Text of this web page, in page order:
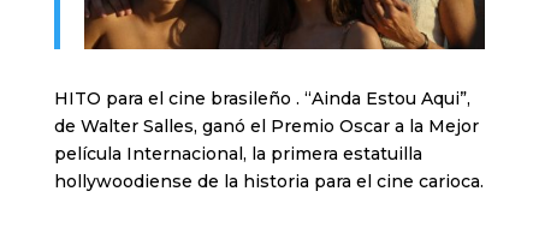
HITO para el cine brasileño . “Ainda Estou Aqui”,
de Walter Salles, ganó el Premio Oscar a la Mejor
película Internacional, la primera estatuilla
hollywoodiense de la historia para el cine carioca.